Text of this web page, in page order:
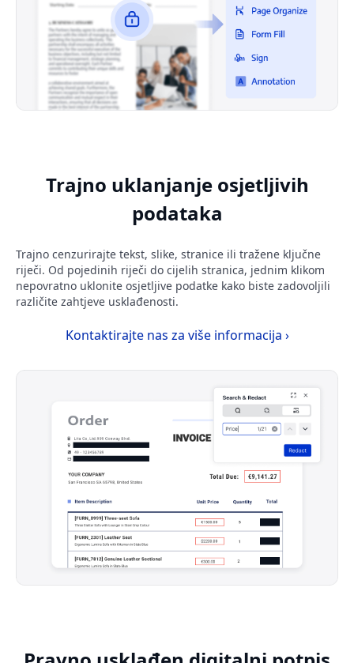
Trajno uklanjanje osjetljivih
podataka
Trajno cenzurirajte tekst, slike, stranice ili tražene ključne
riječi. Od pojedinih riječi do cijelih stranica, jednim klikom
nepovratno uklonite osjetljive podatke kako biste zadovoljili
različite zahtjeve usklađenosti.
Kontaktirajte nas za više informacija ›